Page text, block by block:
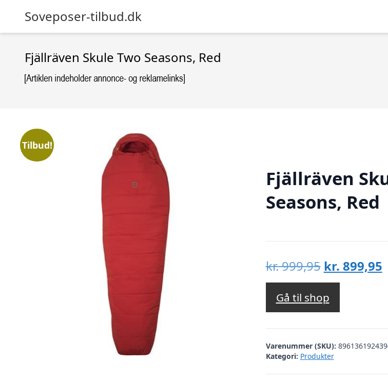
Soveposer-tilbud.dk
Fjällräven Skule Two Seasons, Red
Tilbud!
Fjällräven
Seasons, Red
kr.999,95 Den
oprindelige
pris
var:
kr. 999,95.
kr. 899,95
Gå til shop
Varenummer (SKU):
Kategori: Produkter